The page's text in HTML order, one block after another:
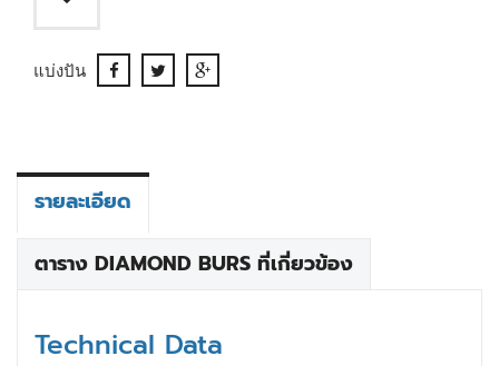
แบ่งปัน
รายละเอียด
ตาราง DIAMOND BURS ที่เกี่ยวข้อง
Technical Data